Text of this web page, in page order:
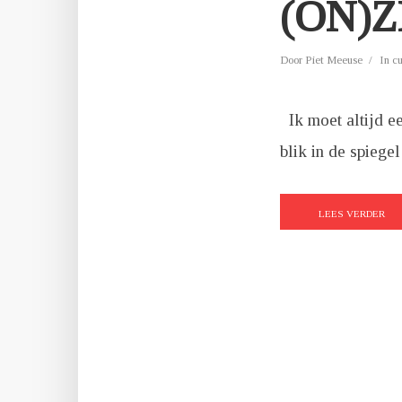
Door Piet Meeuse In
Ik moet altijd
blik in de spiegel
LEES VERDER